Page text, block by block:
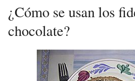
¿Cómo se usan los
chocolate?